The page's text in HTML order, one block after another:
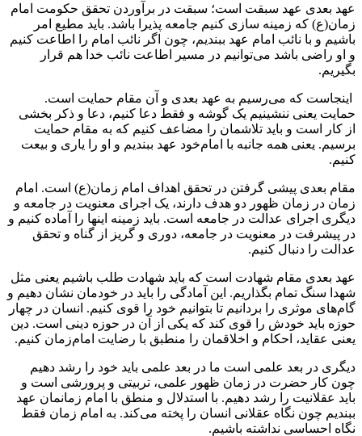
عهد بعدی عهد سبقت است؛ سبقت در برآوردن تحقق حکومت امام
زمان(ع) که زمینه سازی کنیم‌ جامعه پذیرا باشد. باید مطیع امر
باشیم و با نائب امام عهد ببندیم، چون اگر نائب امام را اطاعت کنیم
و او راضی باشد می‌توانیم در مسیر اطاعت نائب خدا هم قرار
بگیریم.
اینجاست که می‌رسیم به عهد بعدی و آن مقام حمایت است.
حمایت یعنی ننشینیم یک گوشه و فقط دعا کنیم‌،‌ دعا و ذکر بخشی
از کار است و باید تلاشمان را مضاعف کنیم که به مقام حمایت
برسیم. یعنی همه جانبه با امام‌‌خود عهد ببندیم و او را یاری و بیعت
کنیم.
مقام بعدی پیشی گرفتن در تحقق اهداف امام‌ زمان(ع) است. امام
زمان در زمان ظهور دو هدف دارند، یک اجرای معنویت در جامعه و
دیگری اجرای عدالت در جامعه است. باید زمینه اینها را آماده کنیم و
در پیشرفت در معنویت در جامعه، دوری و گریز از گناه و تحقق
عدالت را دنبال کنیم.
عهد بعدی مقام شهادت است که باید شهادت طلب باشیم یعنی مثل
شهدا سنگ تمام بگذاریم. این آمادگی را باید در خودمان نشان دهیم و
گام‌های موثری را بردانیم‌ تا بتوانیم‌ خود را قوی کنیم‌. انسان در چهار
حوزه باید خودش را قوی کند که یکی از آن در حوزه دینی است. دین
یعنی عقاید، احکام و اخلاقمان را منطبق با رضایت امام‌زمان کنیم.
دیگری در بعد علمی است ما در بعد علمی باید خود را رشد دهیم
چون کار حضرت در زمان ظهور علمی، تربیتی و پرورشی است و
باید عقلانیت را رشد دهیم. با استدلال و منطق با امام زمانمان عهد
ببندیم چون نگاه عقلانی انسان را پخته می‌کند. به امام‌ زمان فقط
نگاه احساسی نداشته باشیم.